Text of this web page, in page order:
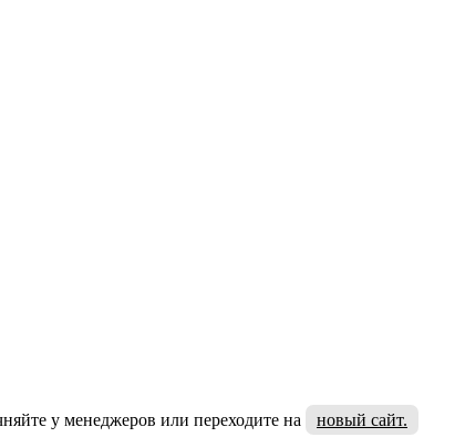
у менеджеров или переходите на
новый сайт.